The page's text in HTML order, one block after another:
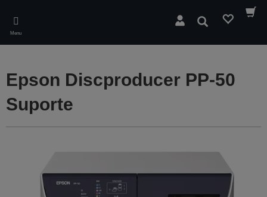
main
content
Menu
Pesquisar
Epson Discproducer PP-50
Suporte